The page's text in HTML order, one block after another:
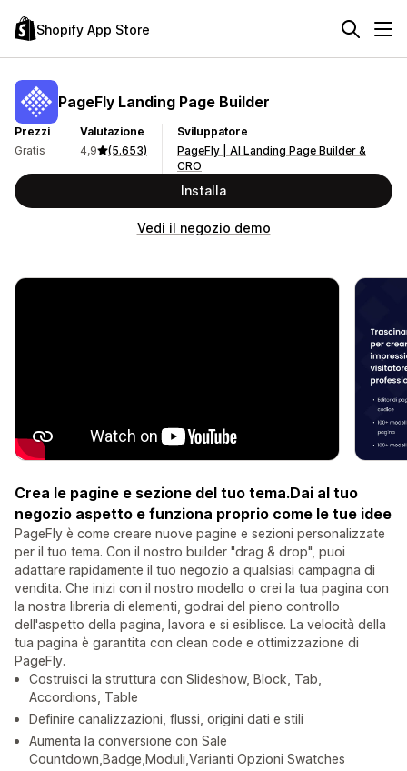
Shopify App Store
PageFly Landing Page Builder
Prezzi
Gratis
Valutazione
4,9
(5.653)
Sviluppatore
PageFly | AI Landing Page Builder &
CRO
Installa
Vedi il negozio demo
Crea le pagine e sezione del tuo tema.Dai al tuo
negozio aspetto e funziona proprio come le tue idee
PageFly è come creare nuove pagine e sezioni personalizzate
per il tuo tema. Con il nostro builder "drag & drop", puoi
adattare rapidamente il tuo negozio a qualsiasi campagna di
vendita. Che inizi con il nostro modello o crei la tua pagina con
la nostra libreria di elementi, godrai del pieno controllo
dell'aspetto della pagina, lavora e si esiblisce. La velocità della
tua pagina è garantita con clean code e ottimizzazione di
PageFly.
Costruisci la struttura con Slideshow, Block, Tab,
Accordions, Table
Definire canalizzazioni, flussi, origini dati e stili
Aumenta la conversione con Sale
Countdown,Badge,Moduli,Varianti Opzioni Swatches